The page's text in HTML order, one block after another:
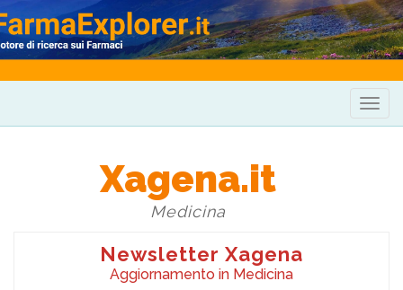
Xagena.it
Medicina
Newsletter Xagena
Aggiornamento in Medicina